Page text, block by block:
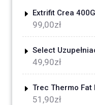
Extrifit Crea
99,00zł
Select
49,90zł
Trec Thermo Fat
51,90zł